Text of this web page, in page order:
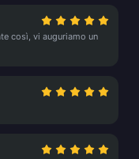
così, vi auguriamo un